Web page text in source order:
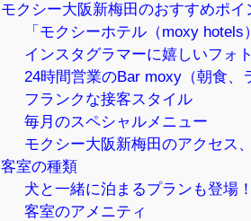
モクシー大阪新梅田のおすすめポイ
「モクシーホテル（moxy hotels
インスタグラマーに嬉しいフォ
24時間営業のBar moxy（朝食、
フランクな接客スタイル
毎月のスペシャルメニュー
モクシー大阪新梅田のアクセス
客室の種類
犬と一緒に泊まるプランも登場！
客室のアメニティ